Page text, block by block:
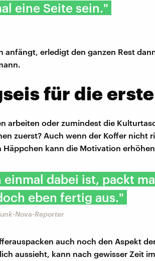
eine Seite sein."
anfängt, erledigt den ganzen Rest
für die
arbeiten oder zumindest die
zuerst? Auch wenn der Koffer nicht
kann die Motivation
einmal dabei ist, packt
eben fertig aus."
Nova-Reporter
auch noch den Aspekt
aussieht, kann nach gewisser Zeit